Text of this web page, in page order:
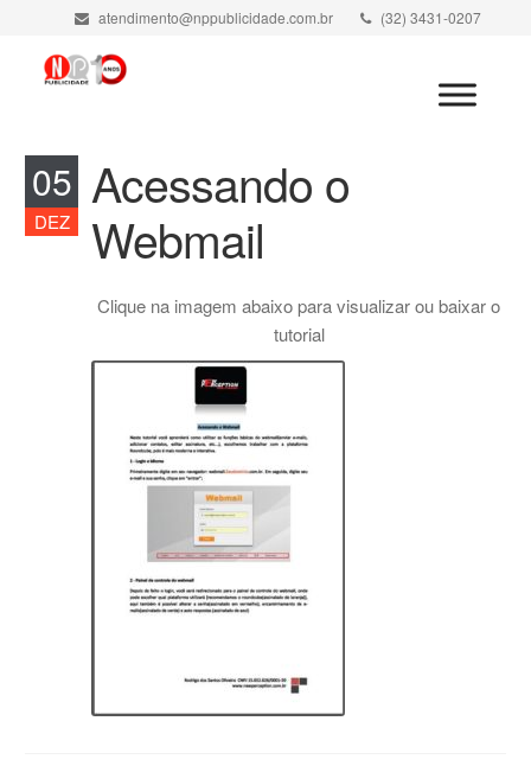
atendimento@nppublicidade.com.br
(32) 3431-0207
05
DEZ
Acessando o
Webmail
Clique na imagem abaixo para visualizar ou baixar o
tutorial